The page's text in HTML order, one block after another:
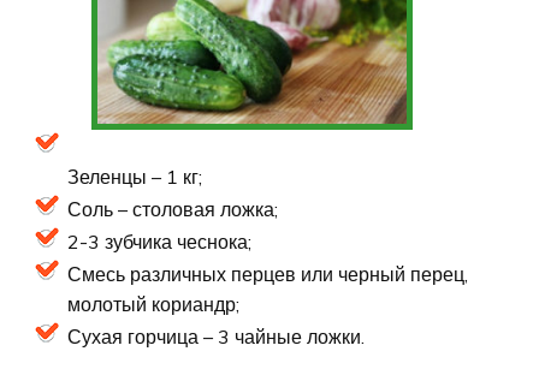
Зеленцы – 1 кг;
Соль – столовая ложка;
2-3 зубчика чеснока;
Смесь различных перцев или черный перец,
молотый кориандр;
Сухая горчица – 3 чайные ложки.